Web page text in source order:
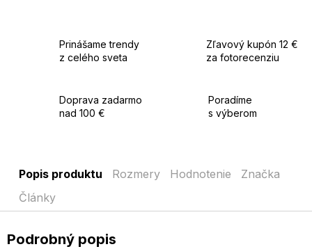
Prinášame trendy
z celého sveta
Zľavový kupón 12 €
za fotorecenziu
Doprava zadarmo
nad 100 €
Poradíme
s výberom
Popis produktu Rozmery Hodnotenie
Značka
Články
Podrobný popis